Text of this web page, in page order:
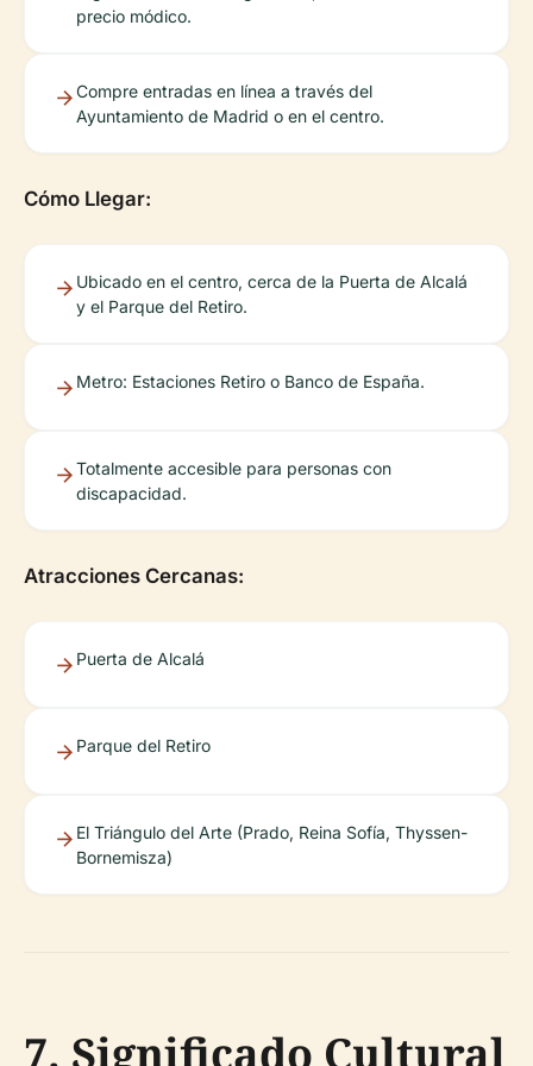
precio módico.
Compre entradas en línea a través del
Ayuntamiento de Madrid o en el centro.
Cómo Llegar:
Ubicado en el centro, cerca de la Puerta de Alcalá
y el Parque del Retiro.
Metro: Estaciones Retiro o Banco de España.
Totalmente accesible para personas con
discapacidad.
Atracciones Cercanas:
Puerta de Alcalá
Parque del Retiro
El Triángulo del Arte (Prado, Reina Sofía, Thyssen-
Bornemisza)
7. Significado Cultural